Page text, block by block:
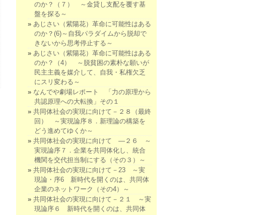
のか？（７） ～金貸し支配を覆す基
盤を探る～
あじさい（紫陽花）革命に可能性はある
のか？(6)～自我パラダイムから脱却で
きないから思考停止する～
あじさい（紫陽花）革命に可能性はある
のか？（4） ～脱貧困の素朴な願いが
民主主義を媒介して、自我・私権欠乏
にスリ変わる～
なんでや劇場レポート 「力の原理から
共認原理への大転換」その１
共同体社会の実現に向けて－２８（最終
回） ～実現論序８．新理論の構築を
どう進めてゆくか～
共同体社会の実現に向けて ―２６ ～
実現論序７．企業を共同体化し、統合
機関を交代担当制にする（その３）～
共同体社会の実現に向けて－23 ～実
現論・序6 新時代を開くのは、共同体
企業のネットワーク（その4）～
共同体社会の実現に向けて－２１ ～実
現論序６ 新時代を開くのは、共同体